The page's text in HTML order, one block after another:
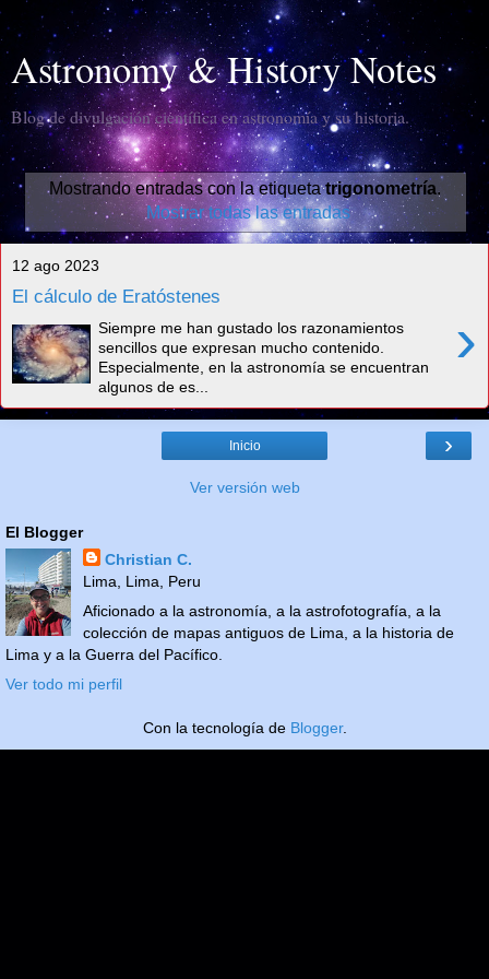
Astronomy & History Notes
Blog de divulgación científica en astronomía y su historia.
Mostrando entradas con la etiquetatrigonometría.
Mostrar todas las entradas
12 ago 2023
El cálculo de Eratóstenes
›
Siempre me han gustado los razonamientos
sencillos que expresan mucho contenido.
Especialmente, en la astronomía se encuentran
algunos de es...
›
Inicio
Ver versión web
El Blogger
Christian C.
Lima, Lima, Peru
Aficionado a la astronomía, a la astrofotografía, a la
colección de mapas antiguos de Lima, a la historia de
Lima y a la Guerra del Pacífico.
Ver todo mi perfil
Con la tecnología de Blogger.